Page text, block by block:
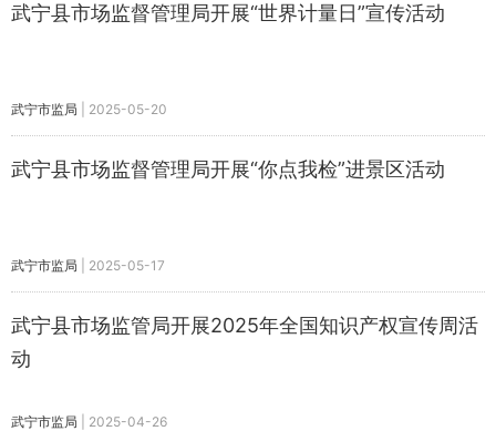
武宁县市场监督管理局开展“世界计量日”宣传活动
武宁市监局 2025-05-20
武宁县市场监督管理局开展“你点我检”进景区活动
武宁市监局 2025-05-17
武宁县市场监管局开展2025年全国知识产权宣传周活
动
武宁市监局 2025-04-26